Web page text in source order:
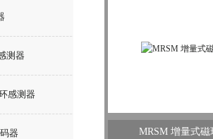
测器
感测器
器 MRSM 增量式磁